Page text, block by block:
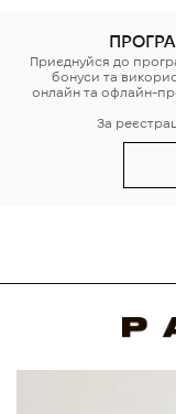
Приєднуйся до
бонуси та
онлайн та офлайн-
За